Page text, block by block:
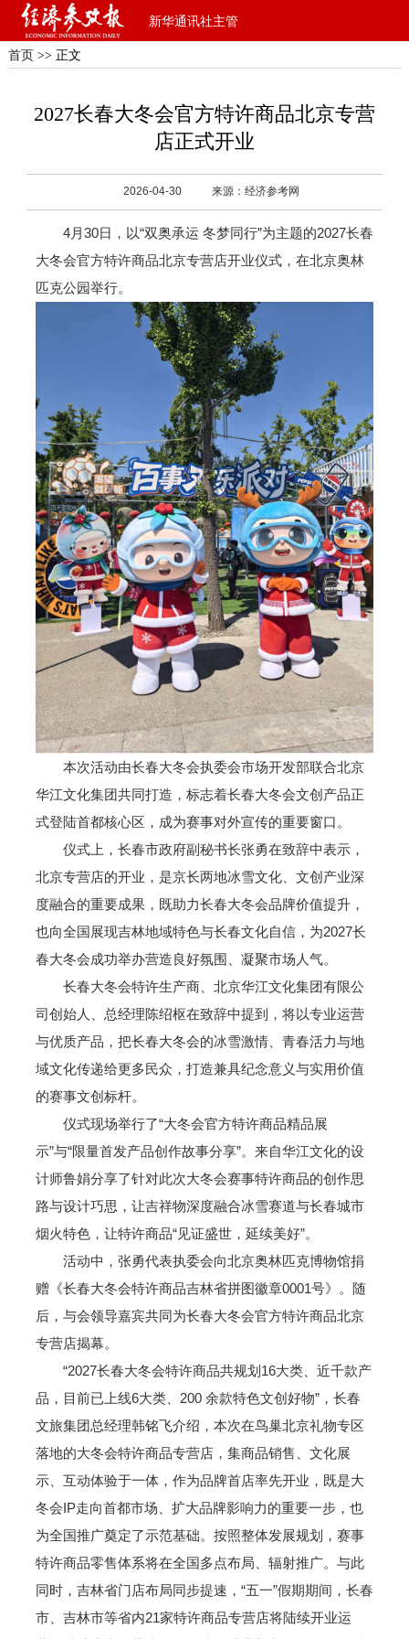
新华通讯社主管
首页 >> 正文
2027长春大冬会官方特许商品北京专营
店正式开业
2026-04-30 来源：经济参考网
4月30日，以“双奥承运 冬梦同行”为主题的2027长春
大冬会官方特许商品北京专营店开业仪式，在北京奥林
匹克公园举行。
本次活动由长春大冬会执委会市场开发部联合北京
华江文化集团共同打造，标志着长春大冬会文创产品正
式登陆首都核心区，成为赛事对外宣传的重要窗口。
仪式上，长春市政府副秘书长张勇在致辞中表示，
北京专营店的开业，是京长两地冰雪文化、文创产业深
度融合的重要成果，既助力长春大冬会品牌价值提升，
也向全国展现吉林地域特色与长春文化自信，为2027长
春大冬会成功举办营造良好氛围、凝聚市场人气。
长春大冬会特许生产商、北京华江文化集团有限公
司创始人、总经理陈绍枢在致辞中提到，将以专业运营
与优质产品，把长春大冬会的冰雪激情、青春活力与地
域文化传递给更多民众，打造兼具纪念意义与实用价值
的赛事文创标杆。
仪式现场举行了“大冬会官方特许商品精品展
示”与“限量首发产品创作故事分享”。来自华江文化的设
计师鲁娟分享了针对此次大冬会赛事特许商品的创作思
路与设计巧思，让吉祥物深度融合冰雪赛道与长春城市
烟火特色，让特许商品“见证盛世，延续美好”。
活动中，张勇代表执委会向北京奥林匹克博物馆捐
赠《长春大冬会特许商品吉林省拼图徽章0001号》。随
后，与会领导嘉宾共同为长春大冬会官方特许商品北京
专营店揭幕。
“2027长春大冬会特许商品共规划16大类、近千款产
品，目前已上线6大类、200 余款特色文创好物”，长春
文旅集团总经理韩铭飞介绍，本次在鸟巢北京礼物专区
落地的大冬会特许商品专营店，集商品销售、文化展
示、互动体验于一体，作为品牌首店率先开业，既是大
冬会IP走向首都市场、扩大品牌影响力的重要一步，也
为全国推广奠定了示范基础。按照整体发展规划，赛事
特许商品零售体系将在全国多点布局、辐射推广。与此
同时，吉林省门店布局同步提速，“五一”假期期间，长春
市、吉林市等省内21家特许商品专营店将陆续开业运